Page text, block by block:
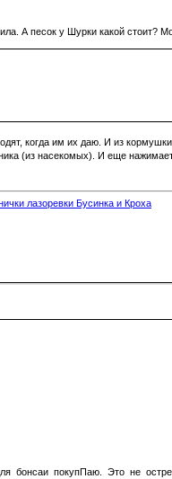
А песок у Шурки какой стоит?
когда им их даю. И из
(из насекомых). И еще
лазоревки Бусинка и Кроха
бонсаи покупПаю. Это не